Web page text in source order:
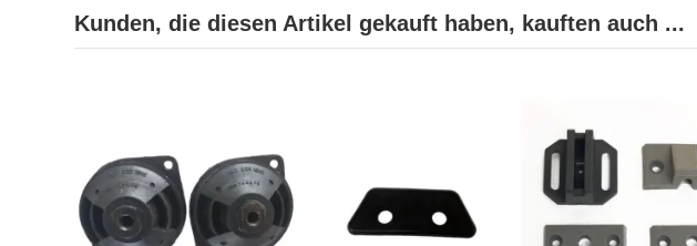
Kunden, die diesen Artikel gekauft haben, kauften auch ...